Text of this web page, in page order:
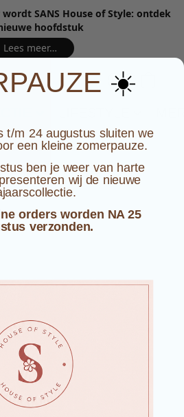
SANS House of Style: ontdek
hoofdstuk
Lees meer…
☀️
t/m 24 augustus sluiten we
een kleine zomerpauze.
ben je weer van harte
wij de nieuwe
orders worden NA 25
verzonden.